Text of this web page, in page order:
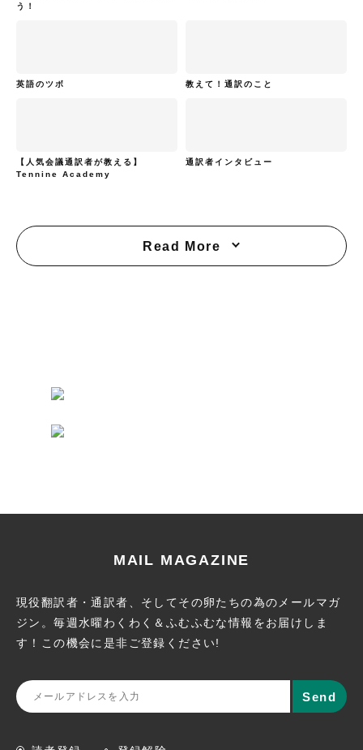
う！
英語のツボ 教えて！通訳のこと
【人気会議通訳者が教える】
Tennine Academy
通訳者インタビュー
Read More
MAIL MAGAZINE
現役翻訳者・通訳者、そしてその卵たちの為のメールマガ
ジン。毎週水曜わくわく＆ふむふむな情報をお届けしま
す！この機会に 是非ご登録ください!